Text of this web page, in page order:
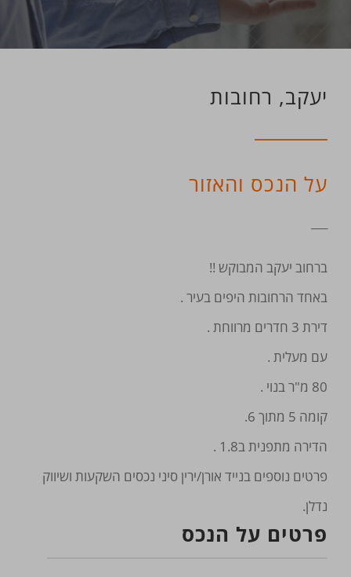
יעקב, רחובות
על הנכס והאזור
ברחוב יעקב המבוקש !!
באחד הרחובות היפים בעיר .
דירת 3 חדרים מרווחת .
עם מעלית .
80 מ"ר בנוי .
קומה 5 מתוך 6.
הדירה מתפנית ב1.8 .
פרטים נוספים בנייד אורן/ירין סיני נכסים השקעות ושיווק
נדלן.
פרטים על הנכס